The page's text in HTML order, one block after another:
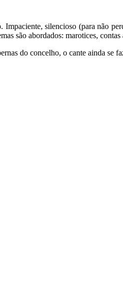
silencioso (para não
são abordados: marotices,
do concelho, o cante ainda se